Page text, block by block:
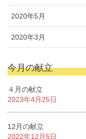
2020年5月
2020年3月
今月の献立
４月の献立
2023年4月25日
12月の献立
2022年12月5日